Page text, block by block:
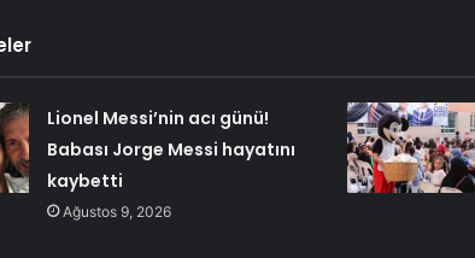
Lionel Messi’nin acı günü!
Babası Jorge Messi hayatını
kaybetti
Ağustos 9, 2026